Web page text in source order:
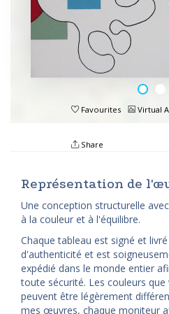
Favourites Virtual
Share
Représentation de
Une conception structurelle
à la couleur et à l'équilibre.
Chaque tableau est signé et
d'authenticité et est
expédié dans le monde entier
toute sécurité. Les couleurs
peuvent être légèrement
mes œuvres, chaque moniteur